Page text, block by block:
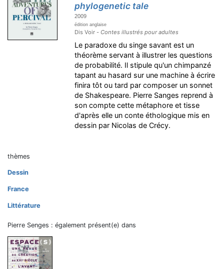
phylogenetic tale
2009
édition anglaise
Dis Voir -Contes illustrés pour adultes
Le paradoxe du singe savant est un
théorème servant à illustrer les questions
de probabilité. Il stipule qu'un chimpanzé
tapant au hasard sur une machine à écrire
finira tôt ou tard par composer un sonnet
de Shakespeare. Pierre Sanges reprend à
son compte cette métaphore et tisse
d'après elle un conte éthologique mis en
dessin par Nicolas de Crécy.
thèmes
Dessin
France
Littérature
Pierre Senges : également présent(e) dans